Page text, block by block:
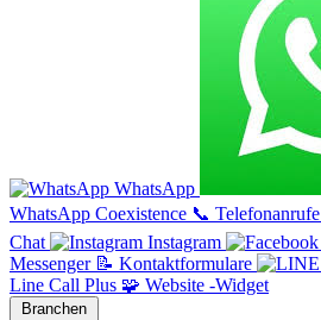
WhatsApp
WhatsApp Coexistence 📞 Telefonanrufe
Chat
Instagram
Messenger 📝 Kontaktformulare
Line Call Plus 🧩 Website -Widget
Branchen